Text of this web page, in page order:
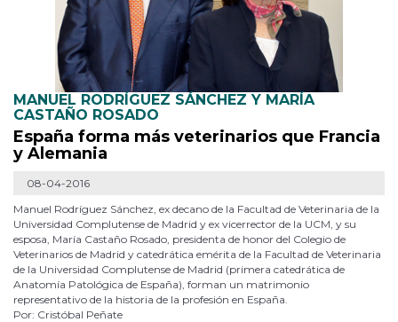
MANUEL RODRÍGUEZ SÁNCHEZ Y MARÍA
CASTAÑO ROSADO
España forma más veterinarios que Francia
y Alemania
08-04-2016
Manuel Rodríguez Sánchez, ex decano de la Facultad de Veterinaria de la
Universidad Complutense de Madrid y ex vicerrector de la UCM, y su
esposa, María Castaño Rosado, presidenta de honor del Colegio de
Veterinarios de Madrid y catedrática emérita de la Facultad de Veterinaria
de la Universidad Complutense de Madrid (primera catedrática de
Anatomía Patológica de España), forman un matrimonio
representativo de la historia de la profesión en España.
Por: Cristóbal Peñate